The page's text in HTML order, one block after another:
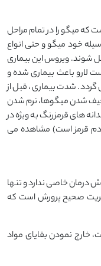
که میگو را در تمام مراحل
خود میگو و حتی انواع
شوند. ویروس این بیماری
لارو باعث بیماری شده و
شدت بیماری، قبل از
شدن میگوها، نرم شدن
های قرمزرنگ به ویژه در
دم قرمز است) مشاهده می
درمان خاصی ندارد و تنها
صحیح پرورش است که
خارج نمودن بقایای مواد